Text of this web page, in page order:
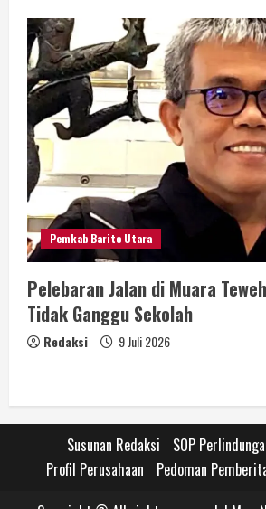
Pemkab Barito Utara
Pelebaran Jalan di Muara
Tidak Ganggu Sekolah
Redaksi 9 Juli 2026
Susunan Redaksi
SOP
Profil Perusahaan
Pedoman